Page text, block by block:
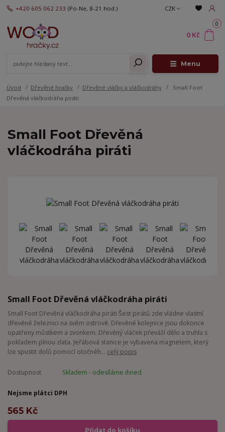
Menu
CZK
+420 605 062 233 (Po-Ne, 8-21 hod.)
0
0 Kč
Úvod Dřevěné hračky Dřevěné vláčky a vláčkodráhy
Small Foot
Dřevěná vláčkodráha piráti
Small Foot Dřevěná
vláčkodráha piráti
Small Foot Dřevěná vláčkodráha piráti
Small Foot Dřevěná vláčkodráha piráti Šest pirátů zde vládne vlastní
dřevěné železnici na svém ostrově. Dřevěné kolejnice jsou dokonce
opatřeny můstkem a zvonkem. Dřevěný vláček převáží dělo a truhlu s
pokladem plnou zlata. Jeřábová stanice je vybavena magnetem, který
lze spustit dolů pomocí otočnéh... celý popis
Dostupnost Skladem - odesíláme ihned
Nejsme plátci DPH
565 Kč
Přidat do košíku